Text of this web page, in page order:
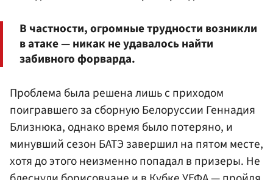
В частности, огромные трудности возникли
в атаке — никак не удавалось найти
забивного форварда.
Проблема была решена лишь с приходом
поигравшего за сборную Белоруссии Геннадия
Близнюка, однако время было потеряно, и
минувший сезон БАТЭ завершил на пятом месте,
хотя до этого неизменно попадал в призеры. Не